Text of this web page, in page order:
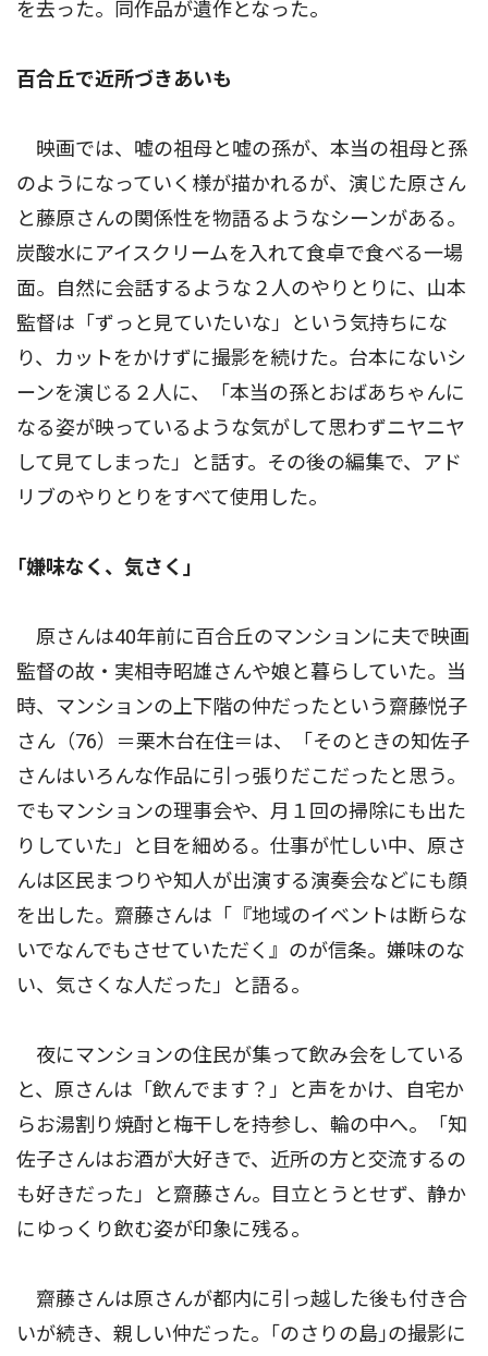
を去った。同作品が遺作となった。
百合丘で近所づきあいも
映画では、嘘の祖母と嘘の孫が、本当の祖母と孫
のようになっていく様が描かれるが、演じた原さん
と藤原さんの関係性を物語るようなシーンがある。
炭酸水にアイスクリームを入れて食卓で食べる一場
面。自然に会話するような２人のやりとりに、山本
監督は「ずっと見ていたいな」という気持ちにな
り、カットをかけずに撮影を続けた。台本にないシ
ーンを演じる２人に、「本当の孫とおばあちゃんに
なる姿が映っているような気がして思わずニヤニヤ
して見てしまった」と話す。その後の編集で、アド
リブのやりとりをすべて使用した。
｢嫌味なく、気さく｣
原さんは40年前に百合丘のマンションに夫で映画
監督の故・実相寺昭雄さんや娘と暮らしていた。当
時、マンションの上下階の仲だったという齋藤悦子
さん（76）＝栗木台在住＝は、「そのときの知佐子
さんはいろんな作品に引っ張りだこだったと思う。
でもマンションの理事会や、月１回の掃除にも出た
りしていた」と目を細める。仕事が忙しい中、原さ
んは区民まつりや知人が出演する演奏会などにも顔
を出した。齋藤さんは「『地域のイベントは断らな
いでなんでもさせていただく』のが信条。嫌味のな
い、気さくな人だった」と語る。
夜にマンションの住民が集って飲み会をしている
と、原さんは「飲んでます？」と声をかけ、自宅か
らお湯割り焼酎と梅干しを持参し、輪の中へ。「知
佐子さんはお酒が大好きで、近所の方と交流するの
も好きだった」と齋藤さん。目立とうとせず、静か
にゆっくり飲む姿が印象に残る。
齋藤さんは原さんが都内に引っ越した後も付き合
いが続き、親しい仲だった。｢のさりの島｣の撮影に